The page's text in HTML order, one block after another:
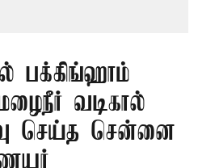
பக்கிங்ஹாம்
வடிகால்
செய்த சென்னை